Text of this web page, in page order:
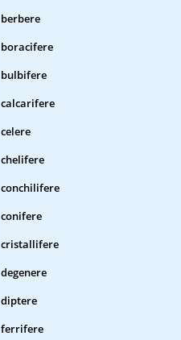
berbere
boracifere
bulbifere
calcarifere
celere
chelifere
conchilifere
conifere
cristallifere
degenere
diptere
ferrifere